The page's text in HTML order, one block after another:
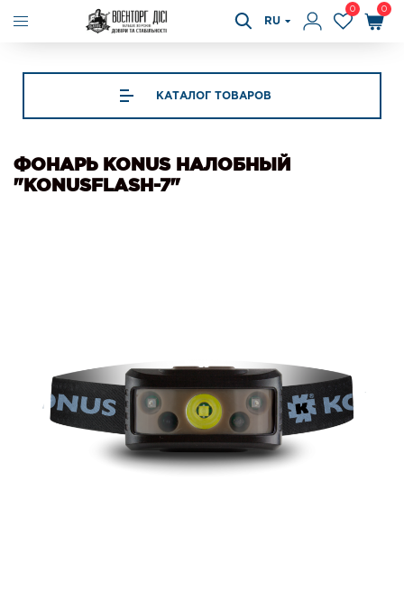
RU
0 0
КАТАЛОГ ТОВАРОВ
ФОНАРЬ KONUS НАЛОБНЫЙ
"KONUSFLASH-7"